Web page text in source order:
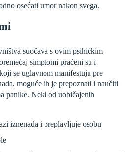
osećati umor nakon svega.
suočava s ovim psihičkim
simptomi praćeni su i
se uglavnom manifestuju pre
moguće ih je prepoznati i naučiti
panike. Neki od uobičajenih
iznenada i preplavljuje osobu